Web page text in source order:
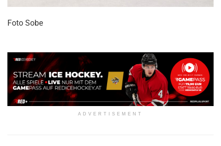
Foto Sobe
ADVERTISEMENT